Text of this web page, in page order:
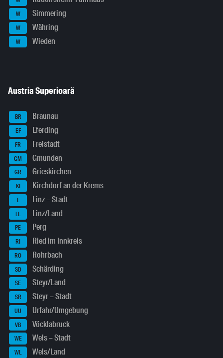
W Simmering
W Währing
W Wieden
Austria Superioară
BR Braunau
EF Eferding
FR Freistadt
GM Gmunden
GR Grieskirchen
KI Kirchdorf an der Krems
L Linz – Stadt
LL Linz/Land
PE Perg
RI Ried im Innkreis
RO Rohrbach
SD Schärding
SE Steyr/Land
SR Steyr – Stadt
UU Urfahr/Umgebung
VB Vöcklabruck
WE Wels – Stadt
WL Wels/Land